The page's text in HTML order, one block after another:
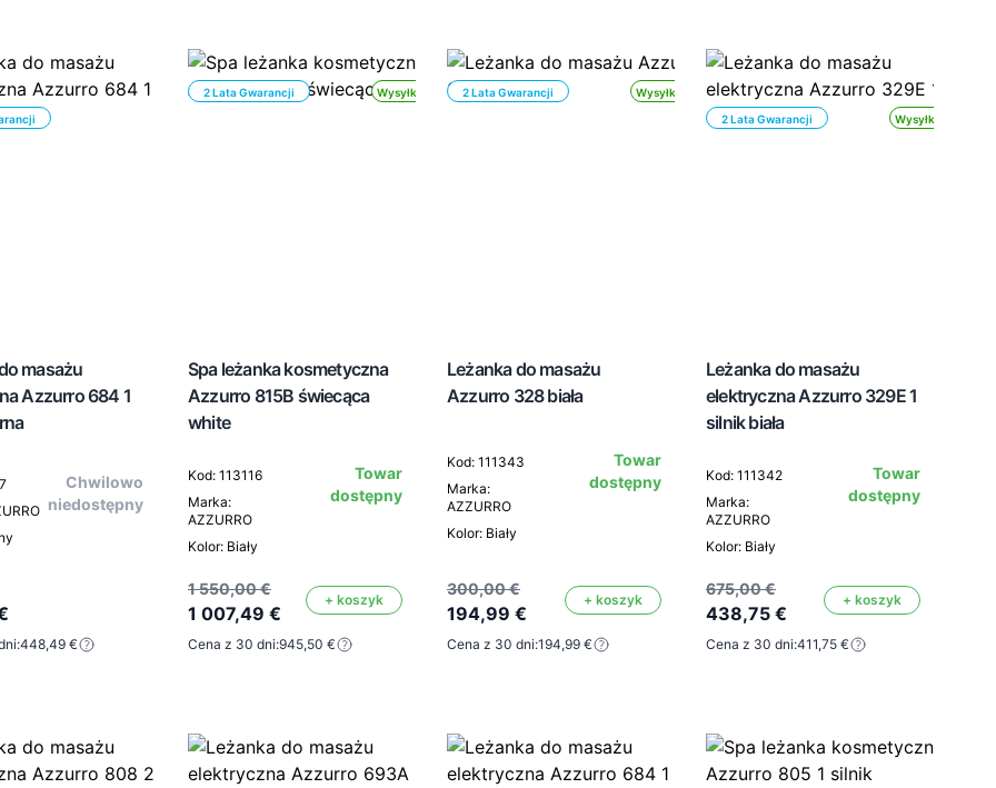
masażu
Azzurro 684 1
Chwilowo
niedostępny
448,49 €
Wysyłka 24h
2 Lata Gwarancji
Spa leżanka kosmetyczna
Azzurro 815B świecąca
white
Kod: 113116
Marka:
AZZURRO
Kolor: Biały
Towar
dostępny
1 550,00 €
1 007,49 €
+ koszyk
Cena z 30 dni:945,50 €
Wysyłka 24h
2 Lata Gwarancji
Leżanka do masażu
Azzurro 328 biała
Kod: 111343
Marka:
AZZURRO
Kolor: Biały
Towar
dostępny
300,00 €
194,99 €
+ koszyk
Cena z 30 dni:194,99 €
Wysyłka 24h
2 Lata Gwarancji
Leżanka do masażu
elektryczna Azzurro 329E 1
silnik biała
Kod: 111342
Marka:
AZZURRO
Kolor: Biały
Towar
dostępny
675,00 €
438,75 €
+ koszyk
Cena z 30 dni:411,75 €